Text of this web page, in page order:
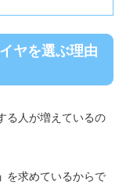
ヤを選ぶ理由
る人が増えているの
を求めているからで